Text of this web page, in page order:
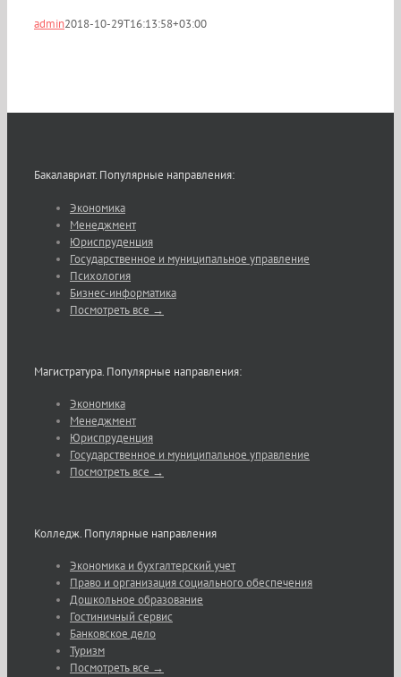
admin2018-10-29T16:13:58+03:00
Бакалавриат. Популярные направления:
Экономика
Менеджмент
Юриспруденция
Государственное и муниципальное управление
Психология
Бизнес-информатика
Посмотреть все →
Магистратура. Популярные направления:
Экономика
Менеджмент
Юриспруденция
Государственное и муниципальное управление
Посмотреть все →
Колледж. Популярные направления
Экономика и бухгалтерский учет
Право и организация социального обеспечения
Дошкольное образование
Гостиничный сервис
Банковское дело
Туризм
Посмотреть все →